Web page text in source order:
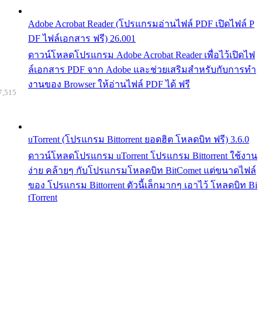
Adobe Acrobat Reader (โปรแกรมอ่านไฟล์ PDF เปิดไฟล์ P
DF ไฟล์เอกสาร ฟรี) 26.001
ดาวน์โหลดโปรแกรม Adobe Acrobat Reader เพื่อไว้เปิดไฟ
ล์เอกสาร PDF จาก Adobe และช่วยเสริมสำหรับกับการทำ
งานของ Browser ให้อ่านไฟล์ PDF ได้ ฟรี
uTorrent (โปรแกรม Bittorrent ยอดฮิต โหลดบิท ฟรี) 3.6.0
ดาวน์โหลดโปรแกรม uTorrent โปรแกรม Bittorrent ใช้งาน
ง่าย คล้ายๆ กับโปรแกรมโหลดบิท BitComet แต่ขนาดไฟล์
ของ โปรแกรม Bittorrent ตัวนี้เล็กมากๆ เอาไว้ โหลดบิท Bi
tTorrent